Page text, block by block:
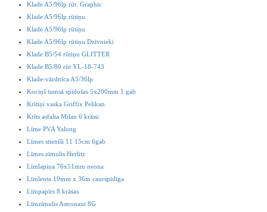
Klade A5/96lp rūt. Graphic
Klade A5/96lp rūtiņu
Klade A5/96lp rūtiņu
Klade A5/96lp rūtiņu Dzīvnieki
Klade B5/54 rūtiņu GLITTER
Klade B5/80 rūt YL-18-743
Klade-vārdnīca A5/36lp
Kociņš tumsā spīdošas 5x200mm 1 gab
Krītiņi vaska Griffix Pelikan
Krīts asfalta Milan 6 krāsu
Līme PVA Yalong
Līmes stienīši 11 15cm 6gab
Līmes zīmulis Herlitz
Līmlapiņa 76x51mm neona
Līmlenta 19mm x 36m caurspīdīga
Līmpapīrs 8 krāsas
Līmzīmulis Astronaut 8G